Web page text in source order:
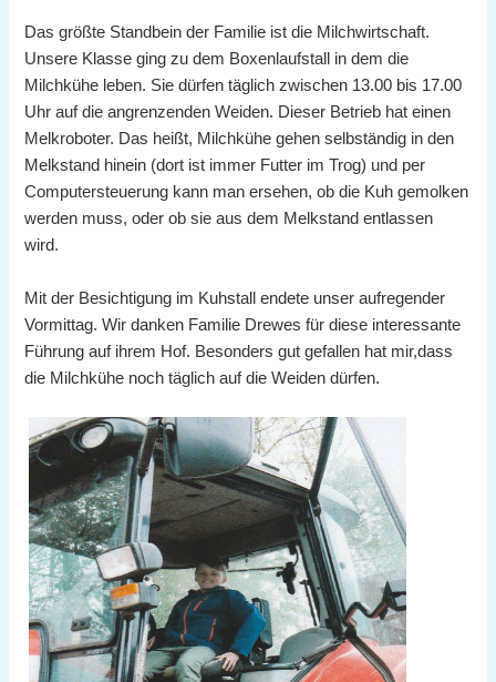
Das größte Standbein der Familie ist die Milchwirtschaft.
Unsere Klasse ging zu dem Boxenlaufstall in dem die
Milchkühe leben. Sie dürfen täglich zwischen 13.00 bis 17.00
Uhr auf die angrenzenden Weiden. Dieser Betrieb hat einen
Melkroboter. Das heißt, Milchkühe gehen selbständig in den
Melkstand hinein (dort ist immer Futter im Trog) und per
Computersteuerung kann man ersehen, ob die Kuh gemolken
werden muss, oder ob sie aus dem Melkstand entlassen
wird.
Mit der Besichtigung im Kuhstall endete unser aufregender
Vormittag. Wir danken Familie Drewes für diese interessante
Führung auf ihrem Hof. Besonders gut gefallen hat mir,dass
die Milchkühe noch täglich auf die Weiden dürfen.